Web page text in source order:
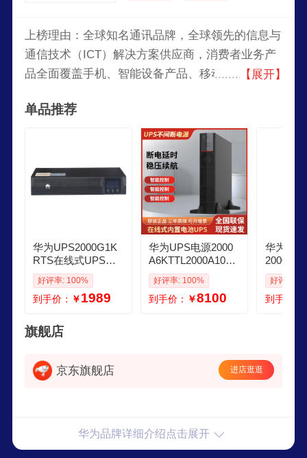
上榜理由：全球知名通讯品牌，全球领先的信息与
通信技术（ICT）解决方案供应商，消费者业务产
品全面覆盖手机、智能设备产品、移动宽带终端、
营能力，致力于将最新的科技带给消费者，让世界
各地享受到技术进步的喜悦，以行践言，实现梦
【展开】
单品推荐
华为UPS2000G1K
RTS在线式UPS不
间断电源1000VA80
0W 塔式机架互换
内置蓄电池 稳压续
好评率: 100%
到手价： ￥1989
华为UPS电源2000
A6KTTL2000A10KT
TL支持手机APP远
程控制 华为UPS20
00A6KTTL延时1小
好评率: 100%
到手价： ￥8100
华为ups
企业级
电源 机
脑智能
好评率:
到手价：
旗舰店
京东旗舰店 进店逛逛
华为品牌详细介绍点击展开